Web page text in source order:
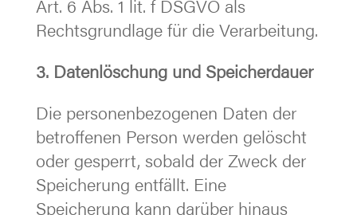
Art. 6 Abs. 1 lit. f DSGVO als
Rechtsgrundlage für die Verarbeitung.
3. Datenlöschung und Speicherdauer
Die personenbezogenen Daten der
betroffenen Person werden gelöscht
oder gesperrt, sobald der Zweck der
Speicherung entfällt. Eine
Speicherung kann darüber hinaus